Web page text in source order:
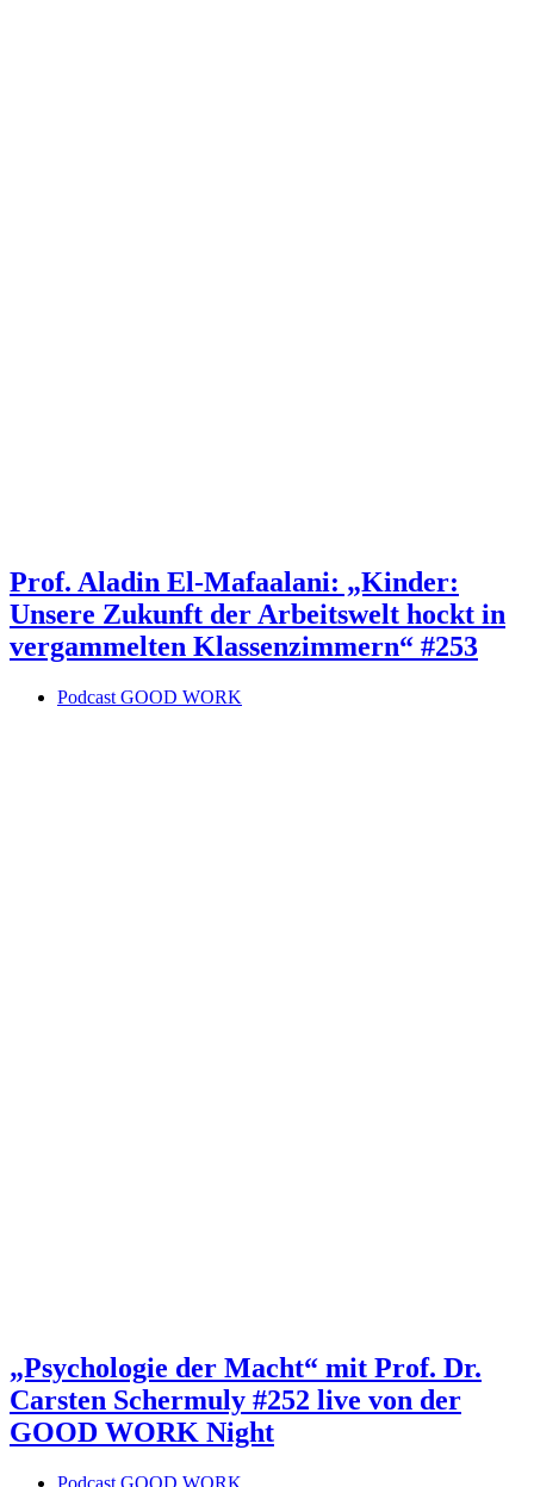
Prof. Aladin El-Mafaalani: „Kinder:
Unsere Zukunft der Arbeitswelt hockt in
vergammelten Klassenzimmern“ #253
Podcast GOOD WORK
„Psychologie der Macht“ mit Prof. Dr.
Carsten Schermuly #252 live von der
GOOD WORK Night
Podcast GOOD WORK